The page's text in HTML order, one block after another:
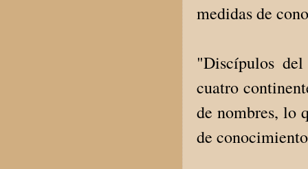
medidas de
"Discípulos
cuatro
de nombres, lo
de